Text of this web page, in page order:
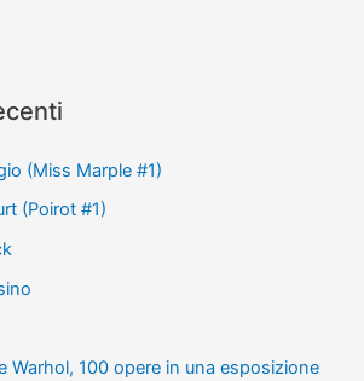
(Miss Marple #1)
(Poirot #1)
Warhol, 100 opere in una esposizione